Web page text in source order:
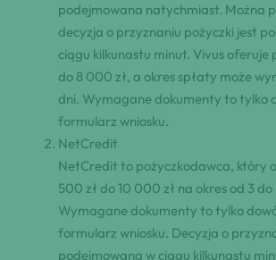
podejmowana ​natychmiast. Można
decyzja o przyznaniu pożyczki jest
ciągu ⁢kilkunastu minut. Vivus ⁢of‍eruje
do⁤ 8 000 zł, a ⁢okres spłaty ⁢może
dni. ⁢Wymagane ‌dokumenty to tylko
⁢⁢formularz ⁢wniosku.
NetCredit
NetCredit to ⁢pożyczkodawca, który
500 zł do 10 000 zł ‌na okres ⁢⁢od⁣ 3
⁢Wymagane dokumenty to tylko
⁢formularz ​⁢wniosku. Decyzja o
podejmowana ⁣w⁢ ciągu kilkunastu